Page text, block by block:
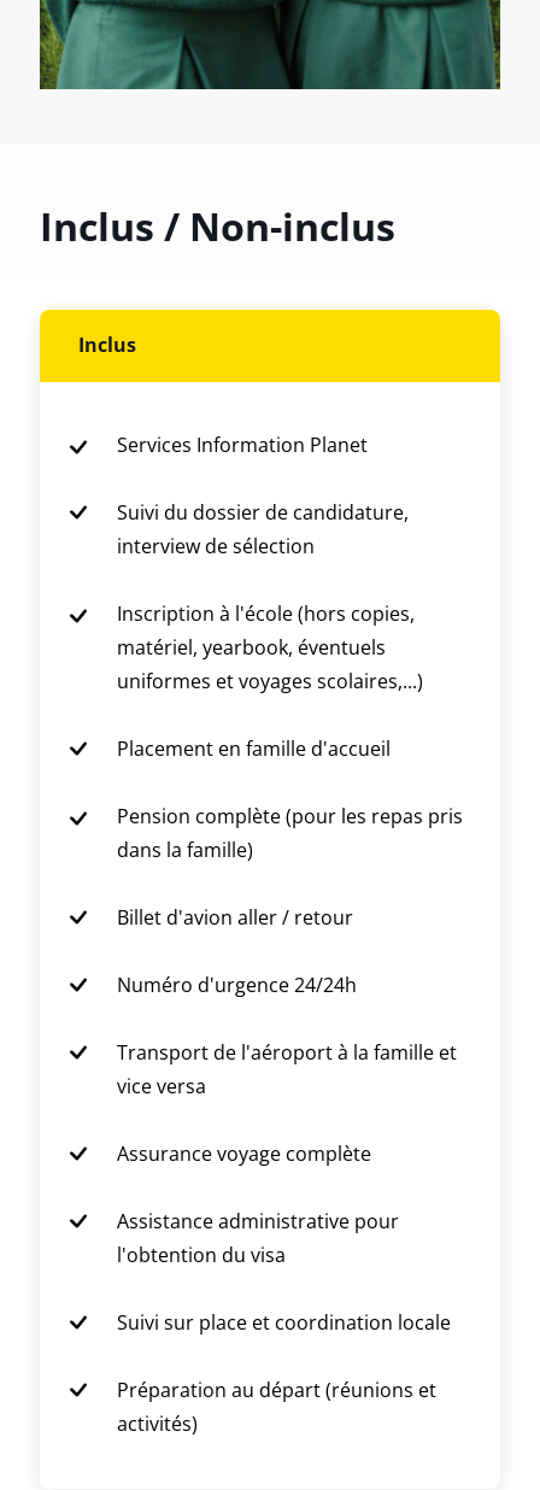
Inclus / Non-inclus
Inclus
Services Information Planet
Suivi du dossier de candidature,
interview de sélection
Inscription à l'école (hors copies,
matériel, yearbook, éventuels
uniformes et voyages scolaires,...)
Placement en famille d'accueil
Pension complète (pour les repas pris
dans la famille)
Billet d'avion aller / retour
Numéro d'urgence 24/24h
Transport de l'aéroport à la famille et
vice versa
Assurance voyage complète
Assistance administrative pour
l'obtention du visa
Suivi sur place et coordination locale
Préparation au départ (réunions et
activités)